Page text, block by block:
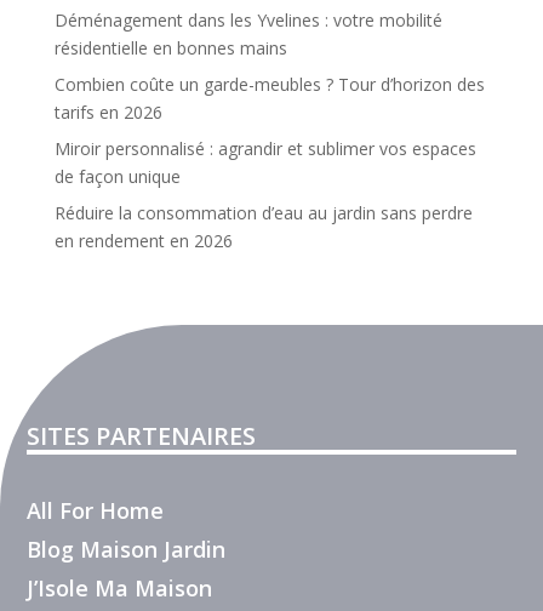
Déménagement dans les Yvelines : votre mobilité
résidentielle en bonnes mains
Combien coûte un garde-meubles ? Tour d’horizon des
tarifs en 2026
Miroir personnalisé : agrandir et sublimer vos espaces
de façon unique
Réduire la consommation d’eau au jardin sans perdre
en rendement en 2026
SITES PARTENAIRES
All For Home
Blog Maison Jardin
J’Isole Ma Maison